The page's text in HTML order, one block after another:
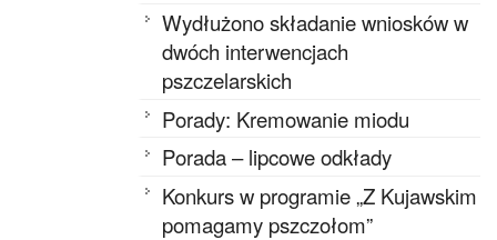
Wydłużono składanie wniosków w
dwóch interwencjach
pszczelarskich
Porady: Kremowanie miodu
Porada – lipcowe odkłady
Konkurs w programie „Z Kujawskim
pomagamy pszczołom”